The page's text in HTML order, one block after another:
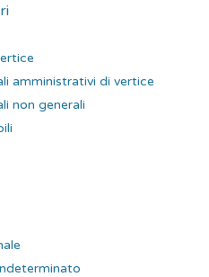
amministrativi di vertice
non generali